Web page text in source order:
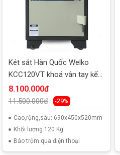
Két sắt Hàn Quốc Welko
KCC120VT khoá vân tay kết
nối smart phone
8.100.000đ
11.500.000đ -29%
Cao,rộng,sâu: 690x450x520mm
Khối lượng:120 Kg
Báo trộm qua điện thoại